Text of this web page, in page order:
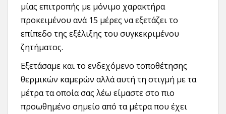
μίας επιτροπής με μόνιμο χαρακτήρα
προκειμένου ανά 15 μέρες να εξετάζει το
επίπεδο της εξέλιξης του συγκεκριμένου
ζητήματος.
Εξετάσαμε και το ενδεχόμενο τοποθέτησης
θερμικών καμερών αλλά αυτή τη στιγμή με τα
μέτρα τα οποία σας λέω είμαστε στο πιο
προωθημένο σημείο από τα μέτρα που έχει